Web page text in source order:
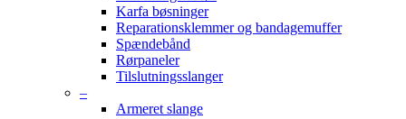
Karfa bøsninger
Reparationsklemmer og bandagemuffer
Spændebånd
Rørpaneler
Tilslutningsslanger
–
Armeret slange